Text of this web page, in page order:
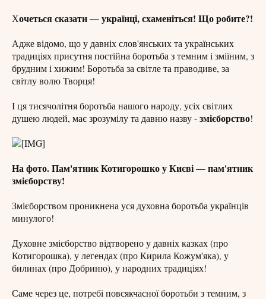
Хочеться сказати — українці, схаменіться! Що робите?!
Адже відомо, що у давніх слов'янських та українських
традиціях присутня постійна боротьба з темним і зміїним, з
брудним і хижим! Боротьба за світле та праводиве, за
світлу волю Творця!
І ця тисячолітня боротьба нашого народу, усіх світлих
душею людей, має зрозумілу та давню назву - змієборство!
На фото. Пам'ятник Котигорошко у Києві — пам'ятник
змієборству!
Змієборством проникнена уся духовна боротьба українців
минулого!
Духовне змієборство відтворено у давніх казках (про
Котигорошка), у легендах (про Кирила Кожум'яка), у
билинах (про Добриню), у народних традиціях!
Саме через це, потребі повсякчасної боротьби з темним, з